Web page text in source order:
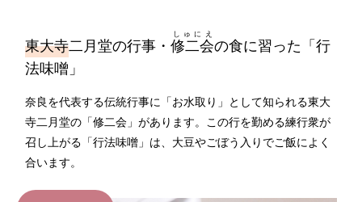
東大寺二月堂の行事・修二会
しゅにえ
の食に習った「行
法味噌」
奈良を代表する伝統行事に「お水取り」として知られる東大
寺二月堂の「修二会」があります。この行を勤める練行衆が
召し上がる「行法味噌」は、大豆やごぼう入りでご飯によく
合います。